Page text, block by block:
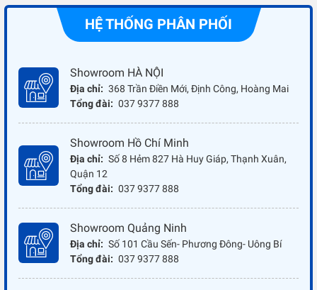
HỆ THỐNG PHÂN PHỐI
Showroom HÀ NỘI
Địa chỉ: 368 Trần Điền Mới, Định Công, Hoàng Mai
Tổng đài: 037 9377 888
Showroom Hồ Chí Minh
Địa chỉ: Số 8 Hẻm 827 Hà Huy Giáp, Thạnh Xuân,
Quận 12
Tổng đài: 037 9377 888
Showroom Quảng Ninh
Địa chỉ: Số 101 Cầu Sến- Phương Đông- Uông Bí
Tổng đài: 037 9377 888